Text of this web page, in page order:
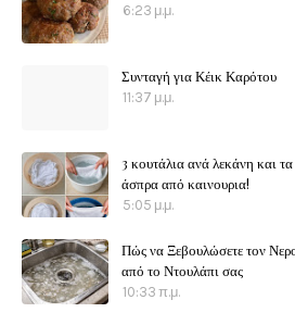
6:23 μ.μ.
Συνταγή για Κέικ Καρότου
11:37 μ.μ.
3 κουτάλια ανά λεκάνη και
άσπρα από καινουρια!
5:05 μ.μ.
Πώς να Ξεβουλώσετε τον
από το Ντουλάπι σας
10:33 π.μ.